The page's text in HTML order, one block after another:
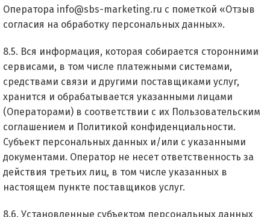
Оператора info@sbs-marketing.ru с пометкой «Отзыв
согласия на обработку персональных данных».
8.5. Вся информация, которая собирается сторонними
сервисами, в том числе платежными системами,
средствами связи и другими поставщиками услуг,
хранится и обрабатывается указанными лицами
(Операторами) в соответствии с их Пользовательским
соглашением и Политикой конфиденциальности.
Субъект персональных данных и/или с указанными
документами. Оператор не несет ответственность за
действия третьих лиц, в том числе указанных в
настоящем пункте поставщиков услуг.
8.6. Установленные субъектом персональных данных